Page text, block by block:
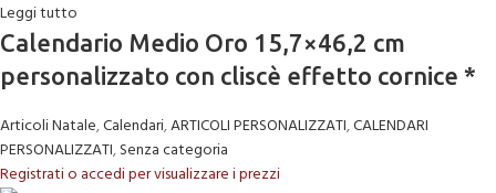
Leggi tutto
Calendario Medio Oro 15,7×46,2 cm
personalizzato con cliscè effetto cornice *
Articoli Natale,Calendari,ARTICOLI PERSONALIZZATI,CALENDARI
PERSONALIZZATI,Senza categoria
Registrati o accedi per visualizzare i prezzi